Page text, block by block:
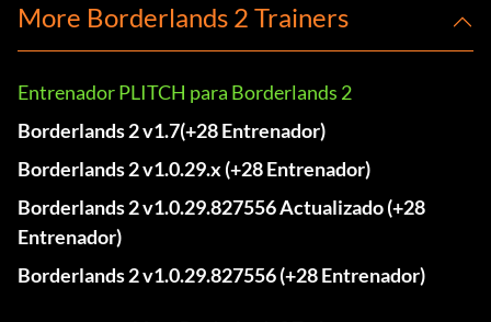
More Borderlands 2 Trainers
Entrenador PLITCH para Borderlands 2
Borderlands 2 v1.7(+28 Entrenador)
Borderlands 2 v1.0.29.x (+28 Entrenador)
Borderlands 2 v1.0.29.827556 Actualizado (+28
Entrenador)
Borderlands 2 v1.0.29.827556 (+28 Entrenador)